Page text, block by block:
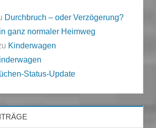
Durchbruch – oder Verzögerung?
ganz normaler Heimweg
Kinderwagen
Status-Update